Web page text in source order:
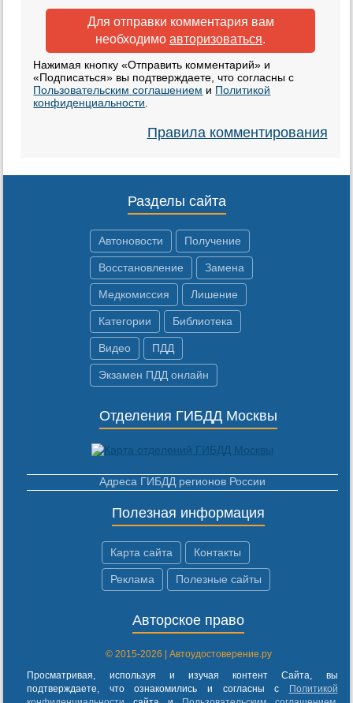
Для отправки комментария вам
необходимо авторизоваться.
Нажимая кнопку «Отправить комментарий» и
«Подписаться» вы подтверждаете, что согласны с
Пользовательским соглашением и Политикой
конфиденциальности
Правила комментирования
Разделы сайта
Автоновости Получение
Восстановление Замена
Медкомиссия Лишение
Категории Библиотека
Видео ПДД
Экзамен ПДД онлайн
Отделения ГИБДД Москвы
Адреса ГИБДД регионов России
Полезная информация
Карта сайта Контакты
Реклама Полезные сайты
Авторское право
© 2015-2026 | Автоудостоверение.ру
Просматривая, используя и изучая контент Сайта, вы
подтверждаете, что ознакомились и согласны с
Политикой